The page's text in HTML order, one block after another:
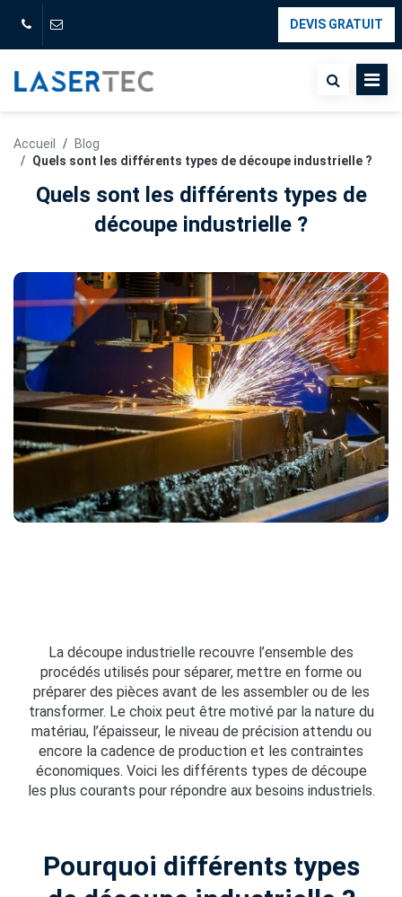
Quels sont les différents types de
découpe industrielle ?
La découpe industrielle recouvre l’ensemble des
procédés utilisés pour séparer, mettre en forme ou
préparer des pièces avant de les assembler ou de les
transformer. Le choix peut être motivé par la nature du
matériau, l’épaisseur, le niveau de précision attendu ou
encore la cadence de production et les contraintes
économiques. Voici les différents types de découpe
les plus courants pour répondre aux besoins industriels.
Pourquoi différents types
DEVIS GRATUIT
Accueil
Blog
Quels sont les différents types de découpe industrielle ?